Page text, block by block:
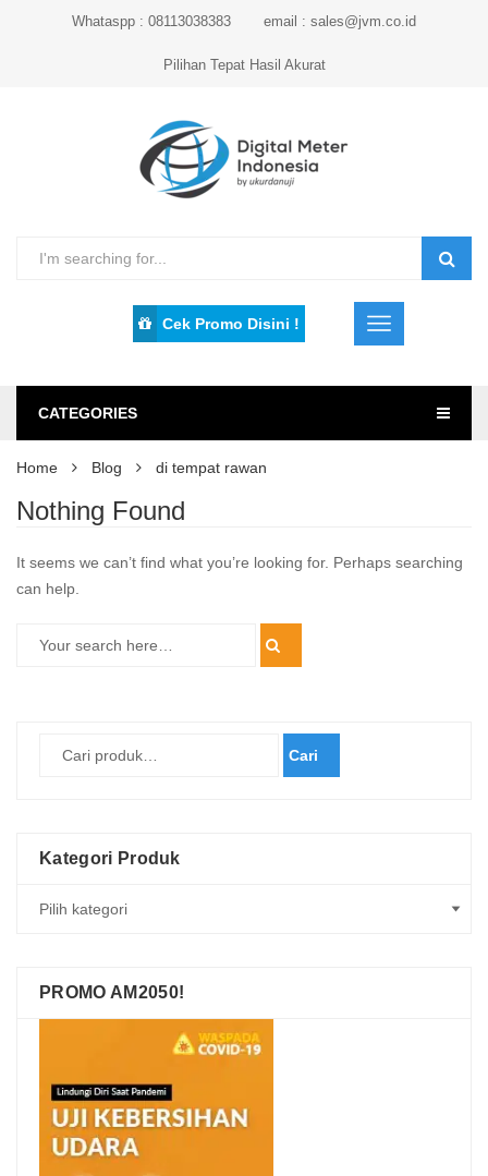
Whataspp : 08113038383 email : sales@jvm.co.id
Pilihan Tepat Hasil Akurat
Cek Promo Disini !
CATEGORIES
Home Blog di tempat rawan
Nothing Found
It seems we can’t find what you’re looking for. Perhaps searching
can help.
Cari
Kategori Produk
PROMO AM2050!